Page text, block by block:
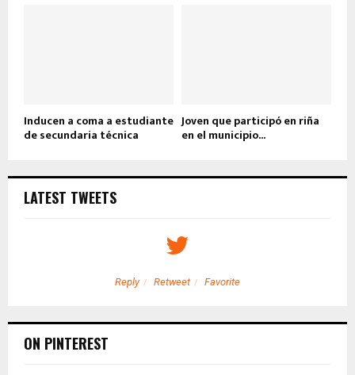
Inducen a coma a estudiante
de secundaria técnica
Joven que participó en riña
en el municipio...
LATEST TWEETS
Reply Retweet Favorite
ON PINTEREST